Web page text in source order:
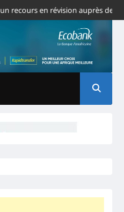
en révision auprès de la CJ-